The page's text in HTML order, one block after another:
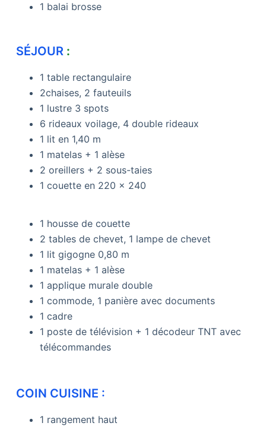
1 balai brosse
SÉJOUR :
1 table rectangulaire
2chaises, 2 fauteuils
1 lustre 3 spots
6 rideaux voilage, 4 double rideaux
1 lit en 1,40 m
1 matelas + 1 alèse
2 oreillers + 2 sous-taies
1 couette en 220 x 240
1 housse de couette
2 tables de chevet, 1 lampe de chevet
1 lit gigogne 0,80 m
1 matelas + 1 alèse
1 applique murale double
1 commode, 1 panière avec documents
1 cadre
1 poste de télévision + 1 décodeur TNT avec
télécommandes
COIN CUISINE :
1 rangement haut